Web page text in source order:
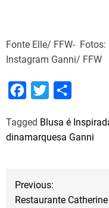
Fonte Elle/ FFW-
Instagram Ganni/ FFW
c
e
o
i
t
r
a
r
Tagged Blusa é
dinamarquesa Ganni
NPrevious:
Restaurante